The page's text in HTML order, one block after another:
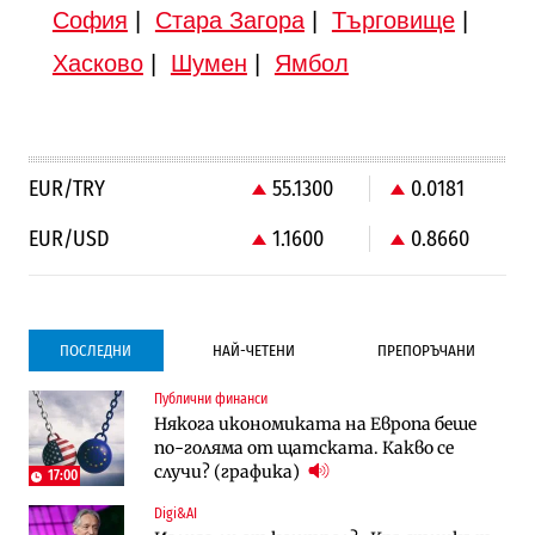
София Стара Загора| Търговище|
Хасково| Шумен Ямбол
EUR/TRY 55.1300
0.0181
EUR/USD
1.1600 0.8660
ПОСЛЕДНИ НАЙ-ЧЕТЕНИ ПРЕПОРЪЧАНИ
17:00
Публични финанси
Някога икономиката на Европа беше
по-голяма от щатската. Какво се
случи? (графика)
Digi&AI
Градоустройство
Столична община избра изпълнител за
преместването на трамвайното
трасе по бул. „Скобелев“
Компании
Компании
Vivacom предлага над 150 устройства с
90% отстъпка през август
Градоустройство